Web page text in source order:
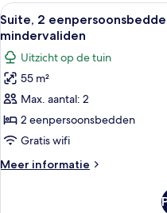
kingsize
bed
Alle
foto's
voor
Suite,
2
eenpersoonsbedden,
toegankelijk
voor
mindervaliden
laden
7
Suite, 2
mindervaliden
Uitzicht op de tuin
55 m²
Max. aantal: 2
2 eenpersoonsbedden
Gratis wifi
Meer informatie
Meer